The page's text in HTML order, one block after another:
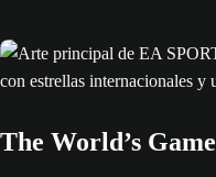
The World’s Game